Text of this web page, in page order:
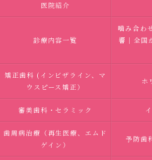
医院紹介
診療内容一覧
噛み合わ
響｜全国
矯正歯科 (インビザライン、マ
ウスピース矯正）
ホ
審美歯科・セラミック
歯周病治療（再生医療、エムド
ゲイン）
予防歯